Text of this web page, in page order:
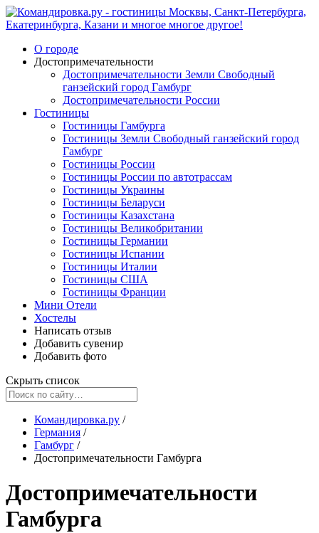
О городе
Достопримечательности
Достопримечательности Земли Свободный
ганзейский город Гамбург
Достопримечательности России
Гостиницы
Гостиницы Гамбурга
Гостиницы Земли Свободный ганзейский город
Гамбург
Гостиницы России
Гостиницы России по автотрассам
Гостиницы Украины
Гостиницы Беларуси
Гостиницы Казахстана
Гостиницы Великобритании
Гостиницы Германии
Гостиницы Испании
Гостиницы Италии
Гостиницы США
Гостиницы Франции
Мини Отели
Хостелы
Написать отзыв
Добавить сувенир
Добавить фото
Скрыть список
Командировка.ру /
Германия /
Гамбург /
Достопримечательности Гамбурга
Достопримечательности
Гамбурга